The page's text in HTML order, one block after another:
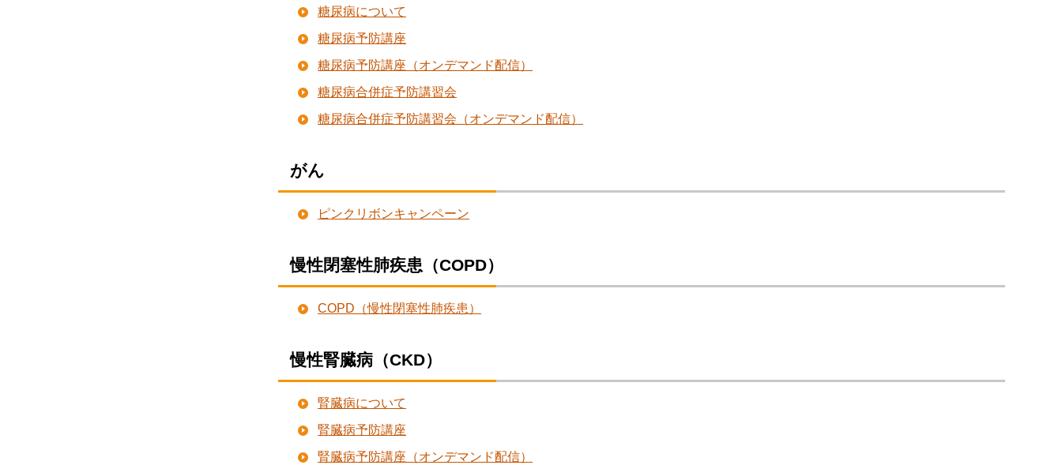
糖尿病について
糖尿病予防講座
糖尿病予防講座（オンデマンド配信）
糖尿病合併症予防講習会
糖尿病合併症予防講習会（オンデマンド配信）
がん
ピンクリボンキャンペーン
慢性閉塞性肺疾患（COPD）
COPD（慢性閉塞性肺疾患）
慢性腎臓病（CKD）
腎臓病について
腎臓病予防講座
腎臓病予防講座（オンデマンド配信）